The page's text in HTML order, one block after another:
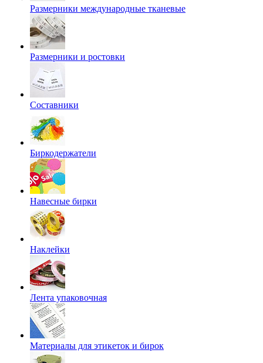
Размерники международные тканевые
Размерники и ростовки
Составники
Биркодержатели
Навесные бирки
Наклейки
Лента упаковочная
Материалы для этикеток и бирок